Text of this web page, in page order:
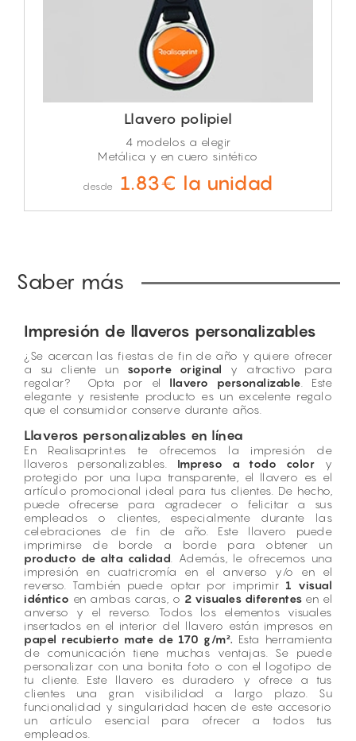
Llavero polipiel
4 modelos a elegir
Metálica y en cuero sintético
desde 1.83€ la unidad
Saber más
Impresión de llaveros personalizables
¿Se acercan las fiestas de fin de año y quiere ofrecer
a su cliente un soporte original y atractivo para
regalar? Opta por el llavero personalizable . Este
elegante y resistente producto es un excelente regalo
que el consumidor conserve durante años.
Llaveros personalizables en línea
En Realisaprint.es te ofrecemos la impresión de
llaveros personalizables. Impreso a todo color y
protegido por una lupa transparente, el llavero es el
artículo promocional ideal para tus clientes. De hecho,
puede ofrecerse para agradecer o felicitar a sus
empleados o clientes, especialmente durante las
celebraciones de fin de año. Este llavero puede
imprimirse de borde a borde para obtener un
producto de alta calidad . Además, le ofrecemos una
impresión en cuatricromía en el anverso y/o en el
reverso. También puede optar por imprimir 1 visual
idéntico en ambas caras, o 2 visuales diferentes en el
anverso y el reverso. Todos los elementos visuales
insertados en el interior del llavero están impresos en
papel recubierto mate de 170 g/m². Esta herramienta
de comunicación tiene muchas ventajas. Se puede
personalizar con una bonita foto o con el logotipo de
tu cliente. Este llavero es duradero y ofrece a tus
clientes una gran visibilidad a largo plazo. Su
funcionalidad y singularidad hacen de este accesorio
un artículo esencial para ofrecer a todos tus
empleados.